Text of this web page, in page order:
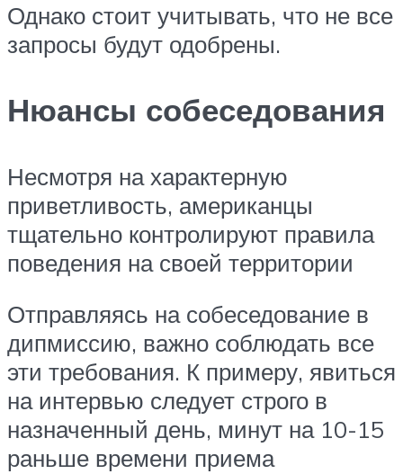
Однако стоит учитывать, что не все
запросы будут одобрены.
Нюансы собеседования
Несмотря на характерную
приветливость, американцы
тщательно контролируют правила
поведения на своей территории
Отправляясь на собеседование в
дипмиссию, важно соблюдать все
эти требования. К примеру, явиться
на интервью следует строго в
назначенный день, минут на 10-15
раньше времени приема